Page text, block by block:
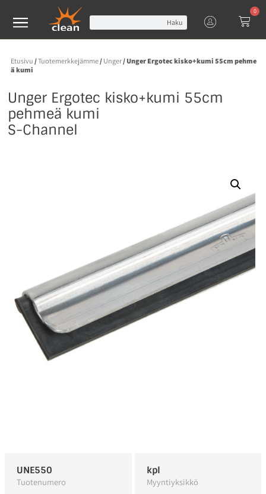
Haku
0
Etusivu /Tuotemerkkejämme/ Unger/ Unger Ergotec kisko+kumi 55cm pehme
ä kumi
Unger Ergotec kisko+kumi 55cm
pehmeä kumi
S-Channel
UNE550
Tuotenumero
kpl
Myyntiyksikkö